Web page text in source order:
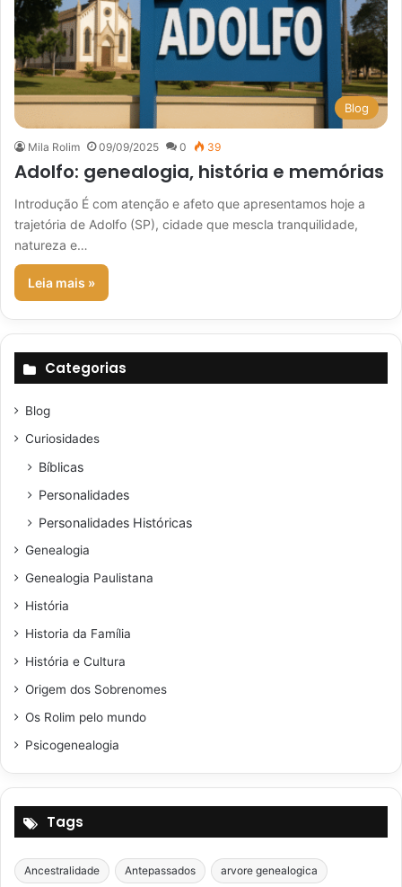
Blog
Mila Rolim 09/09/2025 0 39
Adolfo: genealogia, história e memórias
Introdução É com atenção e afeto que apresentamos hoje a
trajetória de Adolfo (SP), cidade que mescla tranquilidade,
natureza e…
Leia mais »
Categorias
Blog
Curiosidades
Bíblicas
Personalidades
Personalidades Históricas
Genealogia
Genealogia Paulistana
História
Historia da Família
História e Cultura
Origem dos Sobrenomes
Os Rolim pelo mundo
Psicogenealogia
Tags
Ancestralidade Antepassados arvore genealogica